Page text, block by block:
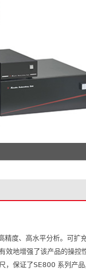
度、高水平分析。可扩
地增强了该产品的操控
，保证了SE800 系列产